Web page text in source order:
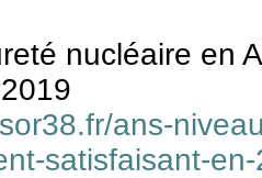
nucléaire en
ans-
satisfaisant-